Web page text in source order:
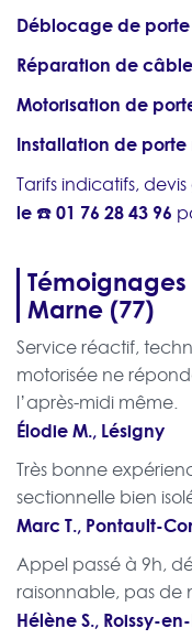
Déblocage de
Réparation de
Motorisation de
Installation de porte
Tarifs indicatifs,
le ☎️01 76 28 43 96
Marne (77)
Service réactif,
motorisée ne
l’après-midi même.
Élodie M., Lésigny
Très bonne
sectionnelle bien
Marc T., Pontault-
Appel passé à 9h,
raisonnable, pas de
Hélène S., Roissy-